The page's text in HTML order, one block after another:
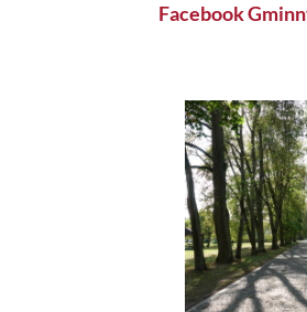
Facebook